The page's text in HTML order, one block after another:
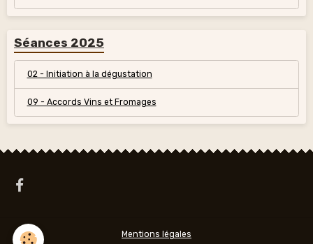
Séances 2025
02 - Initiation à la dégustation
09 - Accords Vins et Fromages
Mentions légales